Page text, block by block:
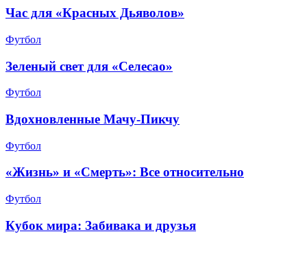
Час для «Красных Дьяволов»
Футбол
Зеленый свет для «Селесао»
Футбол
Вдохновленные Мачу-Пикчу
Футбол
«Жизнь» и «Смерть»: Все относительно
Футбол
Кубок мира: Забивака и друзья